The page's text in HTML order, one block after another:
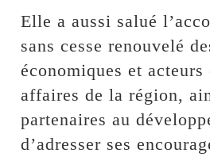
Elle a aussi salué
sans cesse renouvelé
économiques et acteurs
affaires de la région,
partenaires au
d’adresser ses